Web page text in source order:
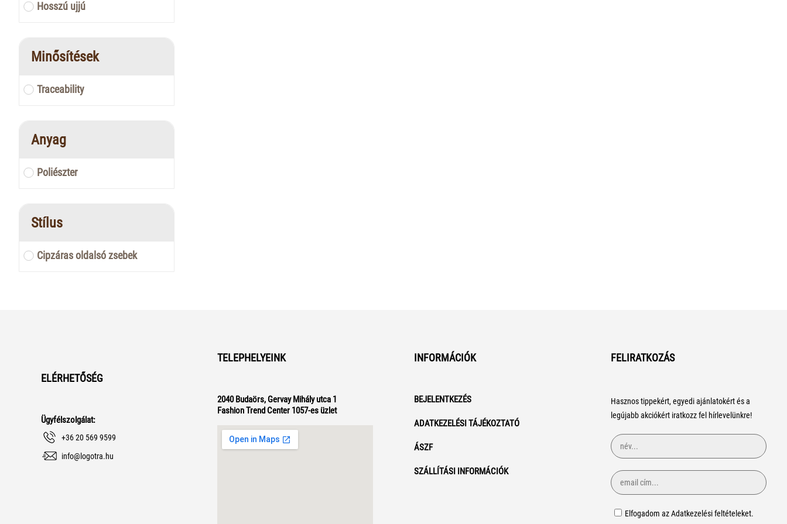
Hosszú ujjú
Minősítések
Traceability
Anyag
Poliészter
Stílus
Cipzáras oldalsó zsebek
ELÉRHETŐSÉG
Ügyfélszolgálat:
+36 20 569 9599
info@logotra.hu
TELEPHELYEINK
2040 Budaörs, Gervay Mihály utca 1
Fashion Trend Center 1057-es üzlet
INFORMÁCIÓK
BEJELENTKEZÉS
ADATKEZELÉSI TÁJÉKOZTATÓ
ÁSZF
SZÁLLÍTÁSI INFORMÁCIÓK
FELIRATKOZÁS
Hasznos tippekért, egyedi ajánlatokért és a
legújabb akciókért iratkozz fel hírlevelünkre!
Elfogadom az Adatkezelési feltételeket.